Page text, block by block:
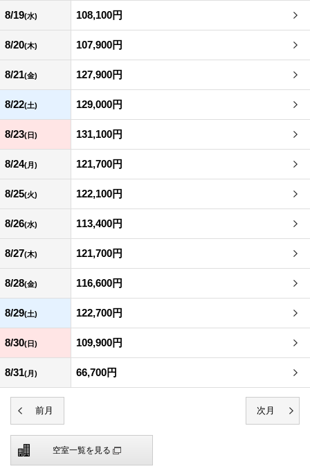
8/19(水) 108,100円
8/20(木) 107,900円
8/21(金) 127,900円
8/22(土) 129,000円
8/23(日) 131,100円
8/24(月) 121,700円
8/25(火) 122,100円
8/26(水) 113,400円
8/27(木) 121,700円
8/28(金) 116,600円
8/29(土) 122,700円
8/30(日) 109,900円
8/31(月) 66,700円
空室一覧を見る